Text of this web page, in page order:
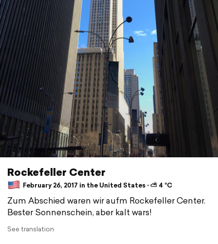
Rockefeller Center
February 26, 2017 in the United States ⋅ ⛅ 4 °C
Zum Abschied waren wir aufm Rockefeller Center.
Bester Sonnenschein, aber kalt wars!
See translation